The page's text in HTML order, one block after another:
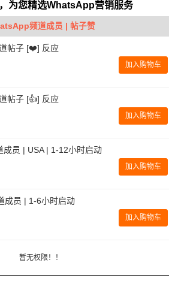
为您精选WhatsApp营销服务
频道成员 | 帖子赞
帖子 [❤️] 反应
加入购物车
帖子 [👍] 反应
加入购物车
成员 | USA | 1-12小时启动
加入购物车
成员 | 1-6小时启动
加入购物车
暂无权限！！